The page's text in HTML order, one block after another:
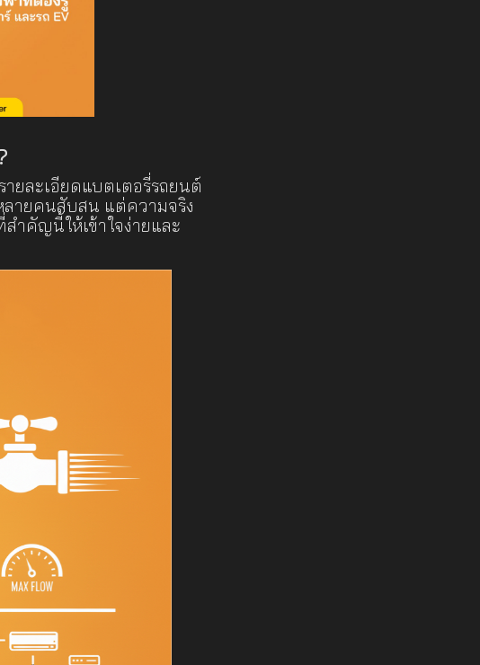
ายละเอียดแบตเตอรี่รถยนต์
ายคนสับสน แต่ความจริง
ำคัญนี้ให้เข้าใจง่ายและ